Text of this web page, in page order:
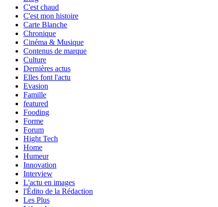
C'est chaud
C'est mon histoire
Carte Blanche
Chronique
Cinéma & Musique
Contenus de marque
Culture
Dernières actus
Elles font l'actu
Evasion
Famille
featured
Fooding
Forme
Forum
Hight Tech
Home
Humeur
Innovation
Interview
L'actu en images
l'Édito de la Rédaction
Les Plus